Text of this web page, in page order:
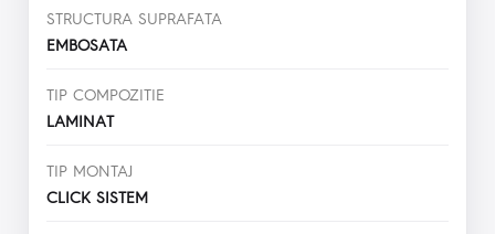
STRUCTURA SUPRAFATA
EMBOSATA
TIP COMPOZITIE
LAMINAT
TIP MONTAJ
CLICK SISTEM